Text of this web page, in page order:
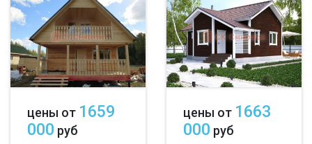
цены от 1659
000 руб
цены от 1663
000 руб